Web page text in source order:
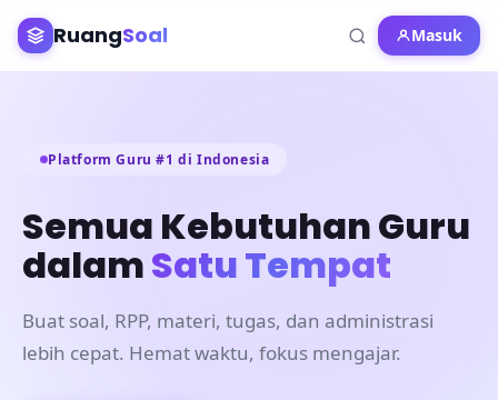
RuangSoal Masuk
Platform Guru #1 di Indonesia
Semua Kebutuhan Guru
dalamSatu Tempat
Buat soal, RPP, materi, tugas, dan administrasi
lebih cepat. Hemat waktu, fokus mengajar.